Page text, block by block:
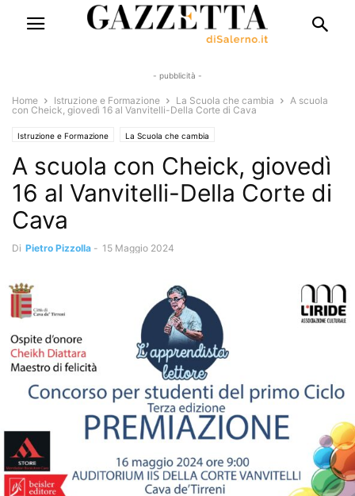
- pubblicità -
Home Istruzione e Formazione La Scuola che cambia
A scuola
con Cheick, giovedì 16 al Vanvitelli-Della Corte di Cava
Istruzione e Formazione La Scuola che cambia
A scuola con Cheick, giovedì
16 al Vanvitelli-Della Corte di
Cava
Di Pietro Pizzolla - 15 Maggio 2024